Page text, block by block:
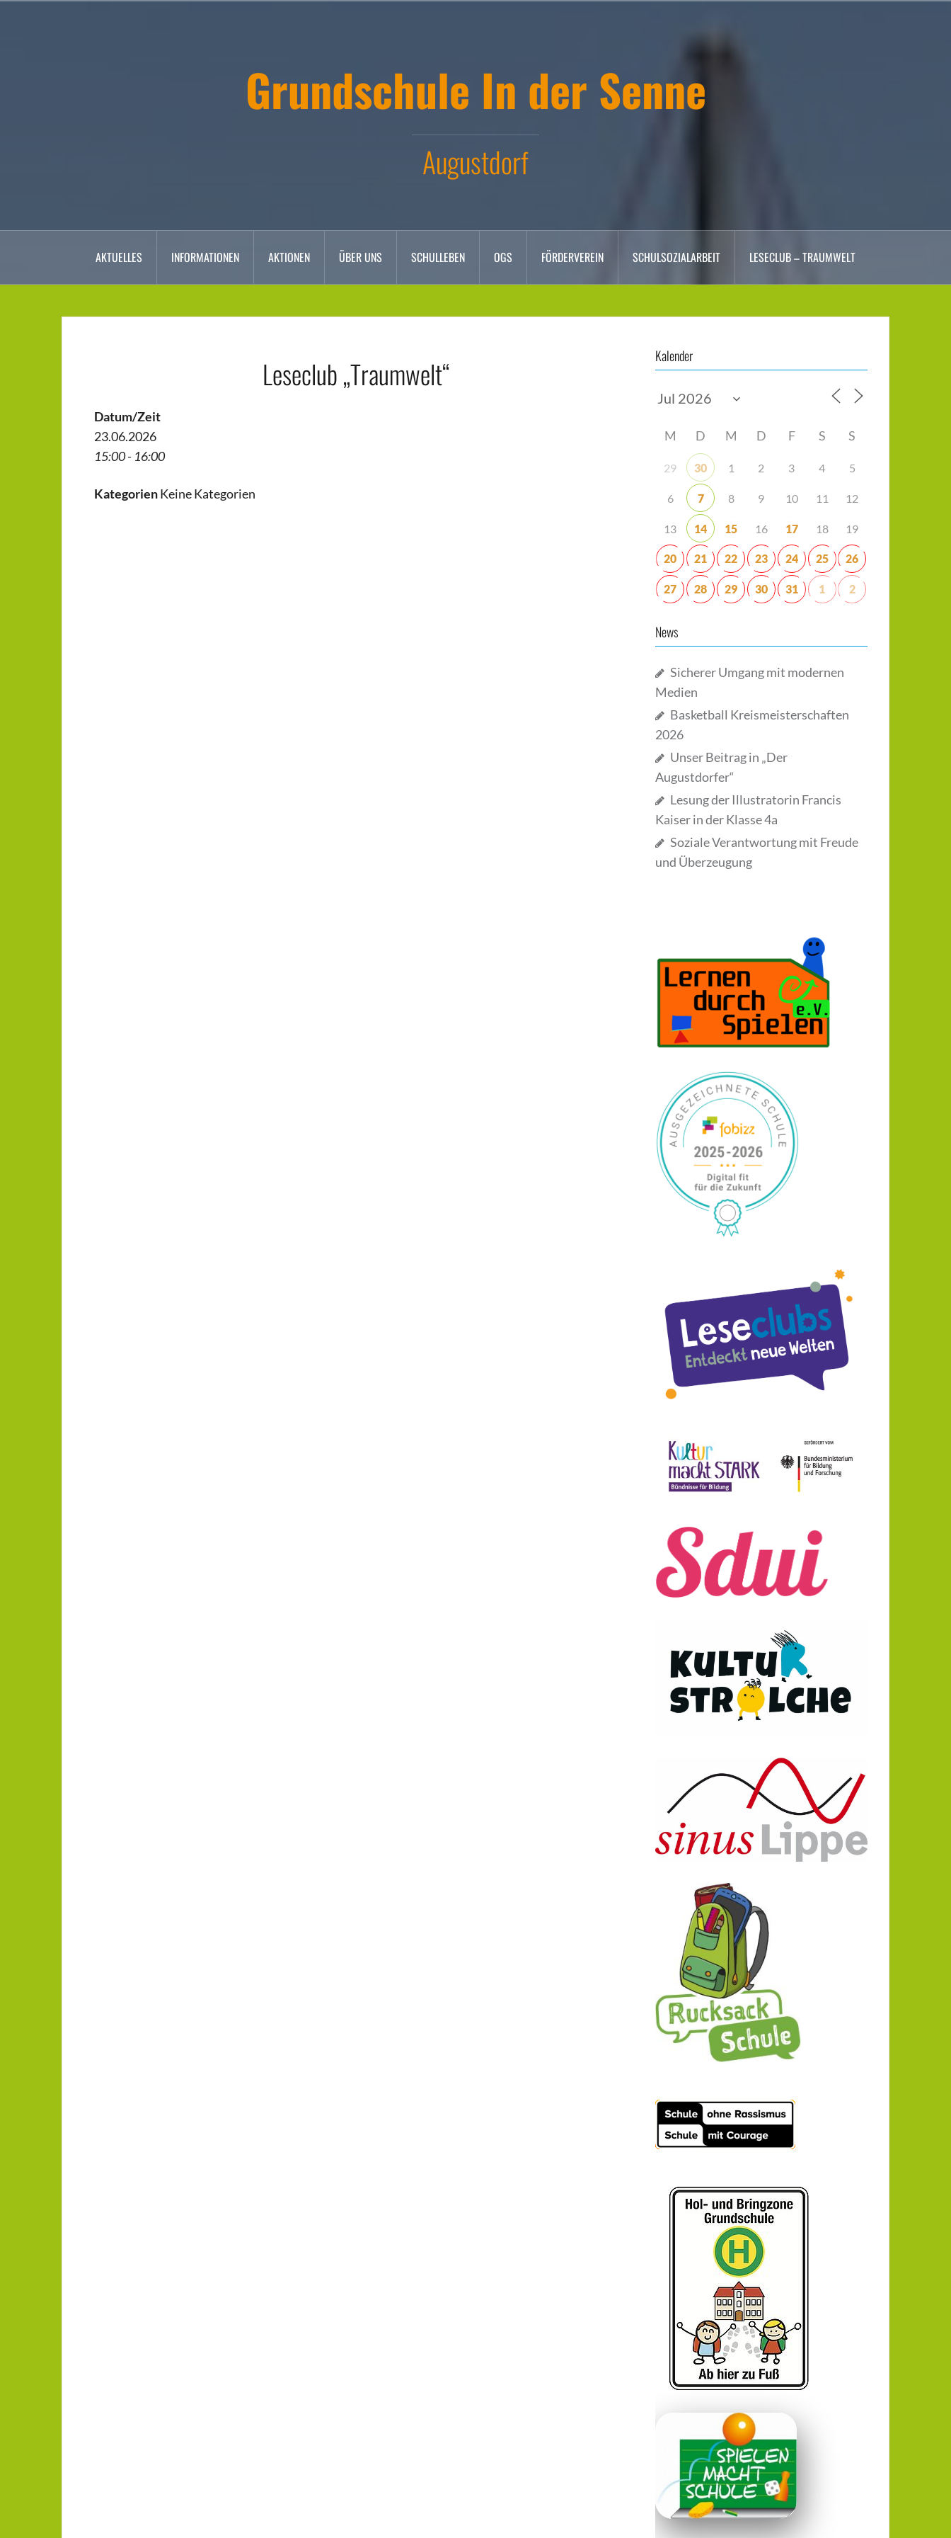
Grundschule In der Senne
Augustdorf
AKTUELLES INFORMATIONEN AKTIONEN ÜBER UNS SCHULLEBEN OGS FÖRDERVEREIN SCHULSOZIALARBEIT LESECLUB – TRAUMWELT
Leseclub „Traumwelt“
Datum/Zeit
23.06.2026
15:00 - 16:00
KategorienKeine Kategorien
Kalender
M D M D F S S
29 30 1 2 3 4 5
6 7 8 9 10 11 12
13 14 15 16 17 18 19
20 21 22 23 24 25 26
27 28 29 30 31 1 2
News
Sicherer Umgang mit modernen
Medien
Basketball Kreismeisterschaften
2026
Unser Beitrag in „Der
Augustdorfer“
Lesung der Illustratorin Francis
Kaiser in der Klasse 4a
Soziale Verantwortung mit Freude
und Überzeugung